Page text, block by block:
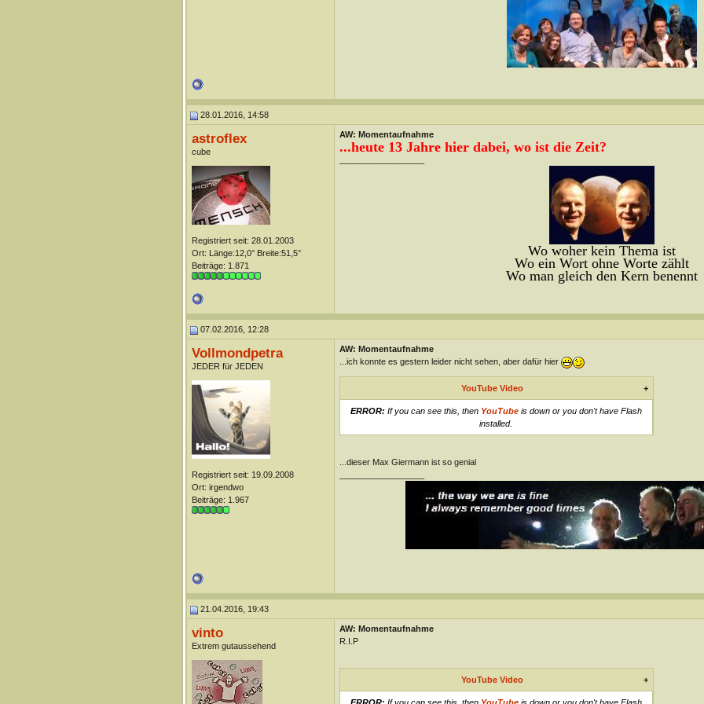
28.01.2016, 14:58
astroflex
cube
Registriert seit: 28.01.2003
Ort: Länge:12,0° Breite:51,5°
Beiträge: 1.871
AW: Momentaufnahme
...heute 13 Jahre hier dabei, wo ist die Zeit?
Wo woher kein Thema ist
Wo ein Wort ohne Worte zählt
Wo man gleich den Kern benennt
07.02.2016, 12:28
Vollmondpetra
JEDER für JEDEN
Registriert seit: 19.09.2008
Ort: irgendwo
Beiträge: 1.967
AW: Momentaufnahme
...ich konnte es gestern leider nicht sehen, aber dafür hier
+
YouTube Video
ERROR: If you can see this, then YouTubeis down or you don't have Flash
installed.
...dieser Max Giermann ist so genial
21.04.2016, 19:43
vinto
Extrem gutaussehend
AW: Momentaufnahme
R.I.P
+
YouTube Video